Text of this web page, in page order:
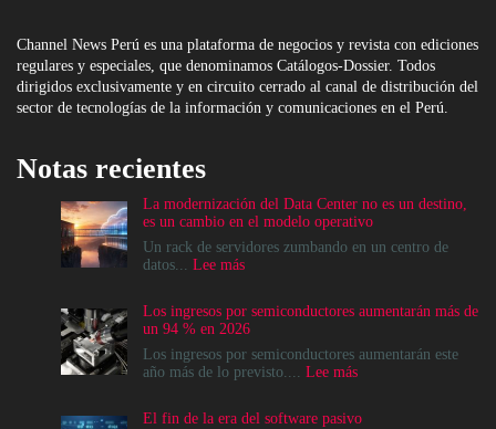
Channel News Perú es una plataforma de negocios y revista con ediciones
regulares y especiales, que denominamos Catálogos-Dossier. Todos
dirigidos exclusivamente y en circuito cerrado al canal de distribución del
sector de tecnologías de la información y comunicaciones en el Perú.
Notas recientes
La modernización del Data Center no es un destino,
es un cambio en el modelo operativo
Un rack de servidores zumbando en un centro de
datos... Lee más:
del
Data
Center
no
destino,
Los ingresos por semiconductores aumentarán más de
un 94 % en 2026
Los ingresos por semiconductores aumentarán este
año más de lo previsto.... Lee más:
por
El fin de la era del software pasivo